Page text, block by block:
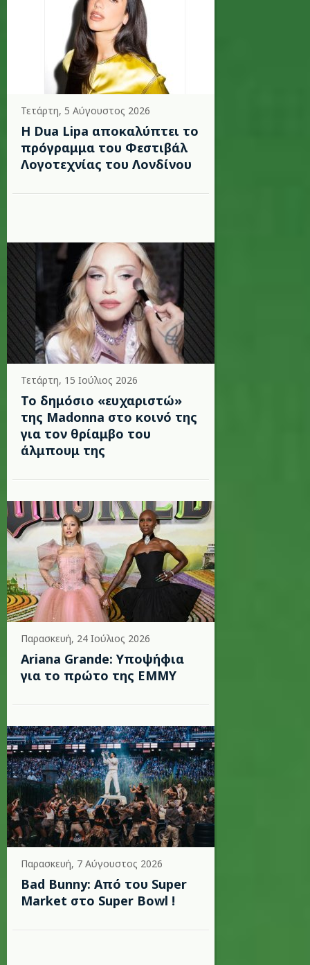
Τετάρτη, 5 Αύγουστος 2026
Η Dua Lipa αποκαλύπτει το
πρόγραμμα του Φεστιβάλ
Λογοτεχνίας του Λονδίνου
Τετάρτη, 15 Ιούλιος 2026
Το δημόσιο «ευχαριστώ»
της Madonna στο κοινό της
για τον θρίαμβο του
άλμπουμ της
Παρασκευή, 24 Ιούλιος 2026
Ariana Grande: Υποψήφια
για το πρώτο της EMMY
Παρασκευή, 7 Αύγουστος 2026
Bad Bunny: Από του Super
Market στο Super Bowl !